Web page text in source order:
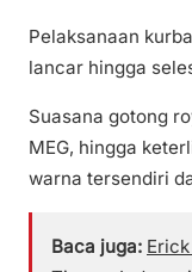
Pelaksanaan
lancar hingga
Suasana gotong
MEG, hingga
warna tersendiri
Baca juga: